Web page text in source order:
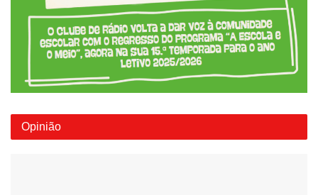
Opinião